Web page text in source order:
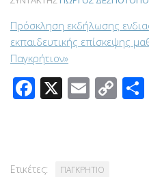
Πρόσκληση εκδήλωσης
εκπαιδευτικής επίσκεψης
Παγκρήτιον»
Facebook
X Email
Ετικέτες: ΠΑΓΚΡΗΤΙΟ